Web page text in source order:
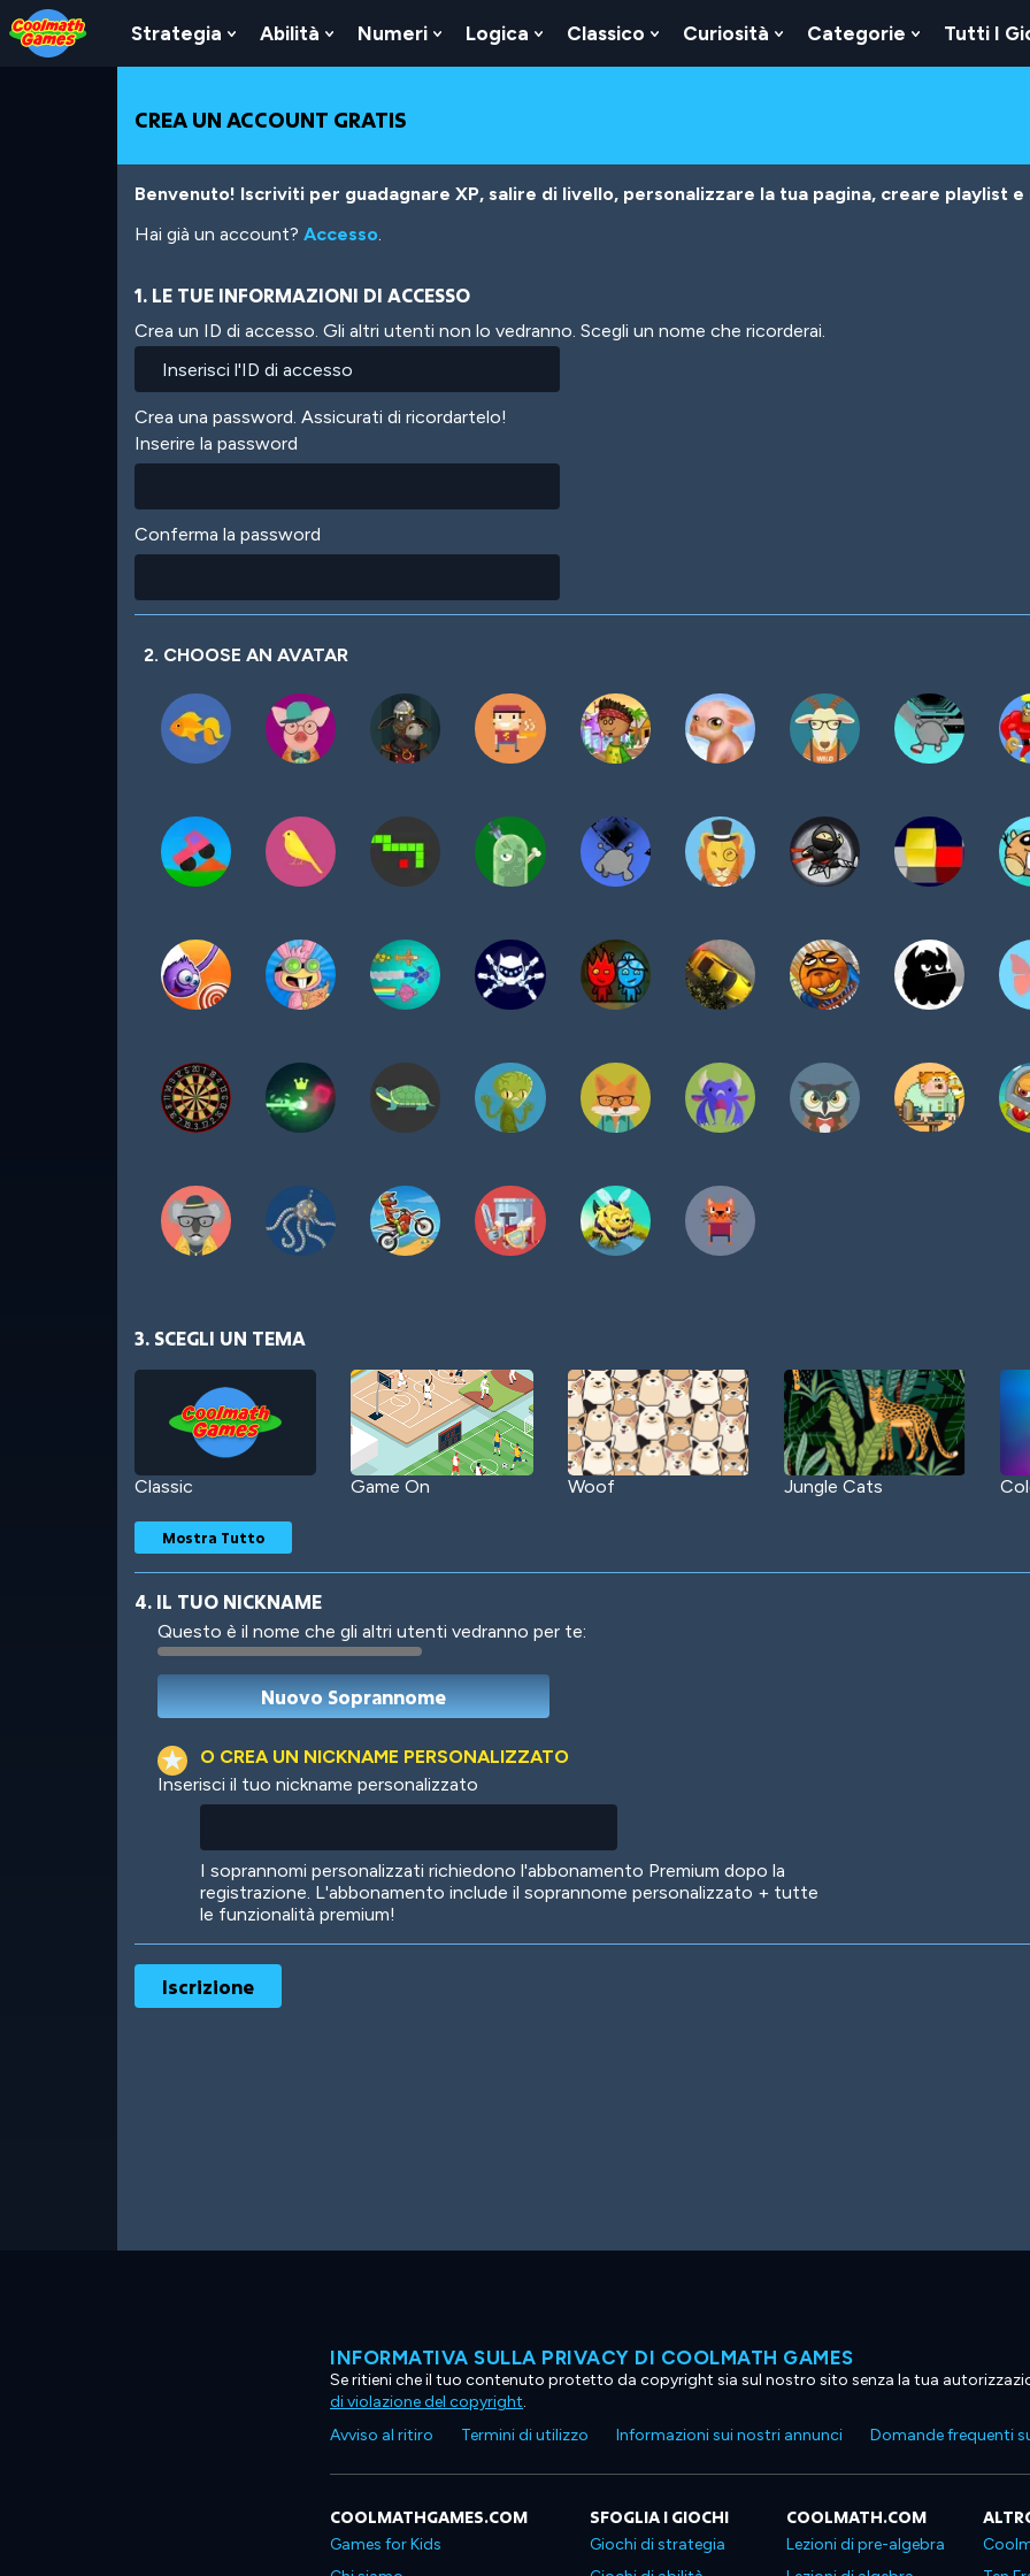
Skip
to
Top
Skip
to
Navigation
Skip
to
Main
Skip
to
Footer
Salta
al
contenuto
Strategia
Show
Submenu
Strategia
Abilità
Show
Submenu
Abilità
Numeri
Show
Submenu
Logica
Show
Submenu
Classico
Show
Submenu
Curiosità
Show
Submenu
Categorie
Show
Submenu
Tutti I
CREA UN ACCOUNT GRATIS
Benvenuto! Iscriviti per guadagnare XP, salire di livello, personalizzare la tua pagina, creare playlist
Hai già un account? Accesso.
1. LE TUE INFORMAZIONI DI ACCESSO
Crea un ID di accesso. Gli altri utenti non lo vedranno. Scegli un nome che ricorderai.
Crea una password. Assicurati di ricordartelo!
Inserire la password
Conferma la password
2. CHOOSE AN AVATAR
3. SCEGLI UN TEMA
Classic Game On Woof Jungle Cats
Robotic International
Ooh! Aah!
Mostra Tutto
4. IL TUO NICKNAME
Questo è il nome che gli altri utenti vedranno per te:
O CREA UN NICKNAME PERSONALIZZATO
Inserisci il tuo nickname personalizzato
I soprannomi personalizzati richiedono l'abbonamento Premium dopo la
registrazione. L'abbonamento include il soprannome personalizzato + tutte
le funzionalità premium!
INFORMATIVA SULLA PRIVACY DI COOLMATH GAMES
Se ritieni che il tuo contenuto protetto da copyright sia sul nostro sito senza la tua
di violazione del copyright.
Avviso al ritiro
Termini di utilizzo Informazioni sui nostri annunci Domande frequenti
COOLMATHGAMES.COM
Games for Kids
SFOGLIA I GIOCHI
Giochi di strategia
COOLMATH.COM
Lezioni di pre-algebra